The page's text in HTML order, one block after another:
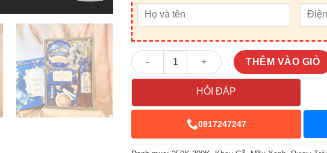
Giỏ Quà Tết V25153X số lượng
THÊM VÀO GIỎ
HỎI ĐÁP
0917247247